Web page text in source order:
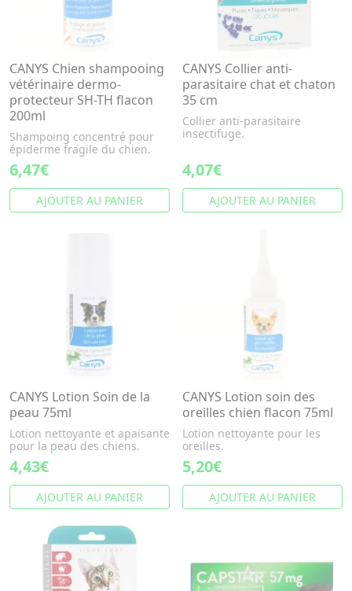
CANYS Chien shampooing
vétérinaire dermo-
protecteur SH-TH flacon
200ml
Shampoing concentré pour
épiderme fragile du chien.
6,47€
AJOUTER AU PANIER
CANYS Collier anti-
parasitaire chat et chaton
35 cm
Collier anti-parasitaire
insectifuge.
4,07€
AJOUTER AU PANIER
CANYS Lotion Soin de la
peau 75ml
Lotion nettoyante et apaisante
pour la peau des chiens.
4,43€
AJOUTER AU PANIER
CANYS Lotion soin des
oreilles chien flacon 75ml
Lotion nettoyante pour les
oreilles.
5,20€
AJOUTER AU PANIER